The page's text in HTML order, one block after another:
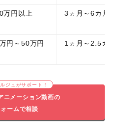
万円以上 3ヵ月～6カ月
円～50万円 1ヵ月～2.5カ月
ジュがサポート！
メーション動画の
ームで相談